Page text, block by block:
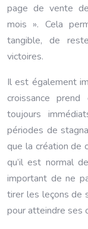
page de vente
mois ». Cela
tangible, de
victoires.
Il est également
croissance
toujours
périodes de
que la création de
qu’il est normal
important de ne
tirer les leçons de
pour atteindre ses